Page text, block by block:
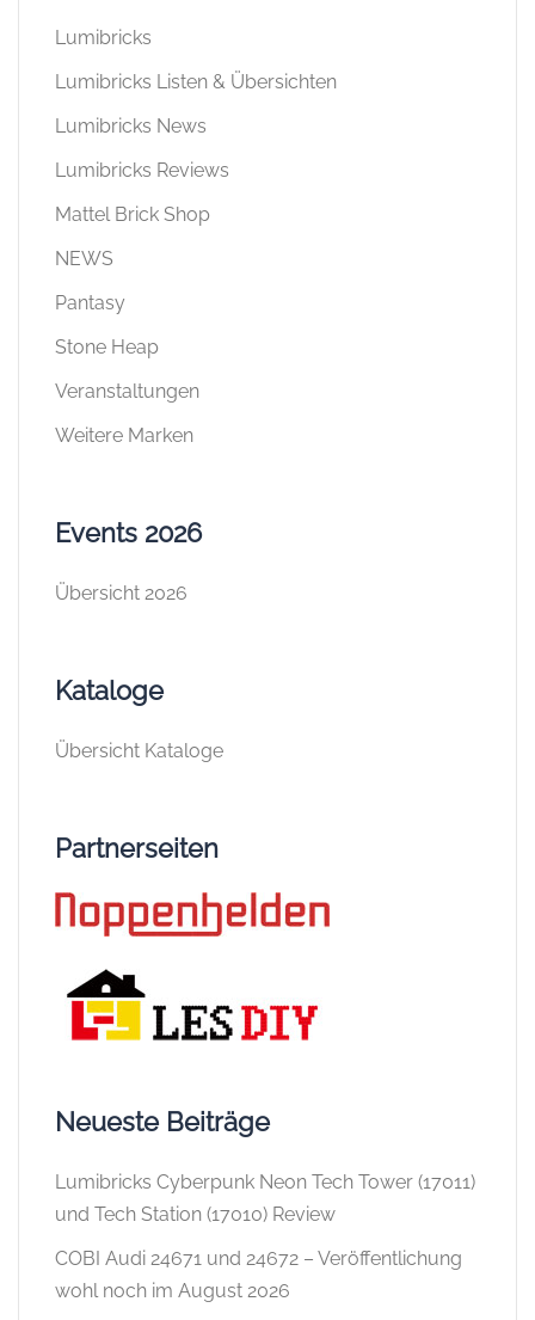
Lumibricks
Lumibricks Listen & Übersichten
Lumibricks News
Lumibricks Reviews
Mattel Brick Shop
NEWS
Pantasy
Stone Heap
Veranstaltungen
Weitere Marken
Events 2026
Übersicht 2026
Kataloge
Übersicht Kataloge
Partnerseiten
Neueste Beiträge
Lumibricks Cyberpunk Neon Tech Tower (17011)
und Tech Station (17010) Review
COBI Audi 24671 und 24672 – Veröffentlichung
wohl noch im August 2026